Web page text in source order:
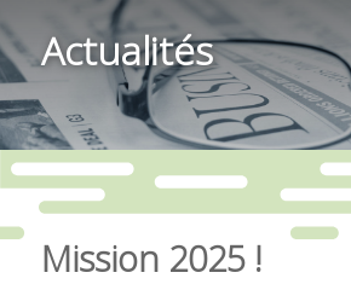
Actualités
Mission 2025 !